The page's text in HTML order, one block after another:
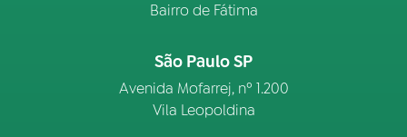
Bairro de Fátima
São Paulo SP
Avenida Mofarrej, nº 1.200
Vila Leopoldina